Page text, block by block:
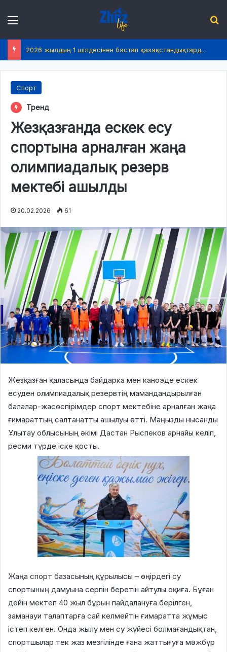
2026 жылдың 1 шілдесінен бастап қазақстандықтардың өмірінде не өзгереді?
Спорт
Тренд
Жезқазғанда ескек есу
спортына арналған жаңа
олимпиадалық резерв
мектебі ашылды
20.02.2026 61
Жезқазған қаласында байдарка мен каноэде ескек
есуден олимпиадалық резервтің мамандандырылған
балалар-жасөспірімдер спорт мектебіне арналған жаңа
ғимараттың салтанатты ашылуы өтті. Маңызды нысанды
Ұлытау облысының әкімі Дастан Рыспеков арнайы келіп,
ресми түрде іске қосты.
Жаңа спорт базасының құрылысы – өңірдегі су
спортының дамуына серпін беретін айтулы оқиға. Бұған
дейін мектеп 40 жыл бұрын пайдалануға берілген,
заманауи талаптарға сай келмейтін ғимаратта жұмыс
істеп келген. Онда жылу мен су жүйесі болмағандықтан,
спортшылар тек жаз мезгілінде ғана жаттығуға мәжбүр